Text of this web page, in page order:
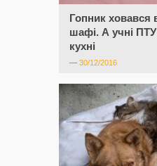
Гопник ховався
шафі. А учні ПТУ
кухні
— 30/12/2016